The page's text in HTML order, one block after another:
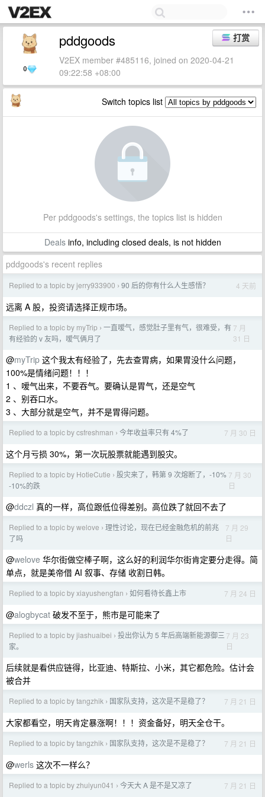
0
打赏
pddgoods
V2EX member #485116, joined on 2020-04-21
09:22:58 +08:00
Switch topics list
Per pddgoods's settings, the topics list is hidden
Dealsinfo, including closed deals, is not hidden
pddgoods's recent replies
Replied to a topic by jerry933900 › 90 后的你有什么人生感悟？ 4 天前
远离 A 股，投资请选择正规市场。
Replied to a topic by myTrip › 一直嗳气，感觉肚子里有气，很难受，有
有经验的 v 友吗，嗳气俩月了
7 月
31 日
@myTrip 这个我太有经验了，先去查胃病，如果胃没什么问题，
100%是情绪问题！！！
1 、嗳气出来，不要吞气。要确认是胃气，还是空气
2 、别吞口水。
3 、大部分就是空气，并不是胃得问题。
Replied to a topic by csfreshman › 今年收益率只有 4%了 7 月 30 日
这个月亏损 30%，第一次玩股票就能遇到股灾。
Replied to a topic by HotieCutie › 股灾来了，韩第 9 次熔断了，-10%
-10%的跌
7 月 30
日
@ddczl 真的一样，高位跟低位得差别。高位跌了就回不去了
Replied to a topic by welove › 理性讨论，现在已经金融危机的前兆
了吗
7 月 29
日
@welove 华尔街做空棒子啊，这么好的利润华尔街肯定要分走得。简
单点，就是美帝借 AI 叙事、存储 收割日韩。
Replied to a topic by xiayushengfan › 如何看待长鑫上市 7 月 24 日
@alogbycat 破发不至于，熊市是可能来了
Replied to a topic by jiashuaibei › 投出你认为 5 年后高端新能源御三
家。
7 月 23
日
后续就是看供应链得，比亚迪、特斯拉、小米，其它都危险。估计会
被合并
Replied to a topic by tangzhik › 国家队支持，这次是不是稳了？ 7 月 21 日
大家都看空，明天肯定暴涨啊！！！资金备好，明天全仓干。
Replied to a topic by tangzhik › 国家队支持，这次是不是稳了？ 7 月 21 日
@werls 这次不一样么？
Replied to a topic by zhuiyun041 › 今天大 A 是不是又凉了 7 月 21 日